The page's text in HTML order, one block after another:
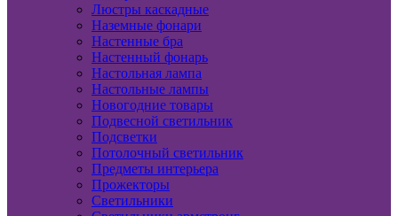
Люстры каскадные
Наземные фонари
Настенные бра
Настенный фонарь
Настольная лампа
Настольные лампы
Новогодние товары
Подвесной светильник
Подсветки
Потолочный светильник
Предметы интерьера
Прожекторы
Светильники